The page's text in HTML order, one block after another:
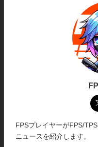
FPSプレイヤーがFPS/
ニュースを紹介します。